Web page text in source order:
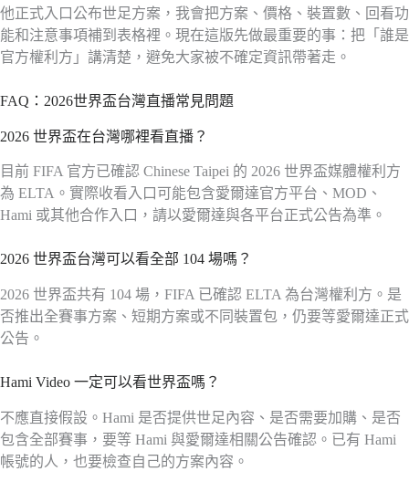
他正式入口公布世足方案，我會把方案、價格、裝置數、回看功
能和注意事項補到表格裡。現在這版先做最重要的事：把「誰是
官方權利方」講清楚，避免大家被不確定資訊帶著走。
FAQ：2026世界盃台灣直播常見問題
2026 世界盃在台灣哪裡看直播？
目前 FIFA 官方已確認 Chinese Taipei 的 2026 世界盃媒體權利方
為 ELTA。實際收看入口可能包含愛爾達官方平台、MOD、
Hami 或其他合作入口，請以愛爾達與各平台正式公告為準。
2026 世界盃台灣可以看全部 104 場嗎？
2026 世界盃共有 104 場，FIFA 已確認 ELTA 為台灣權利方。是
否推出全賽事方案、短期方案或不同裝置包，仍要等愛爾達正式
公告。
Hami Video 一定可以看世界盃嗎？
不應直接假設。Hami 是否提供世足內容、是否需要加購、是否
包含全部賽事，要等 Hami 與愛爾達相關公告確認。已有 Hami
帳號的人，也要檢查自己的方案內容。